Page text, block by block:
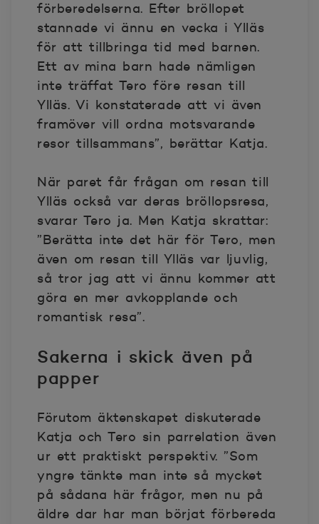
förberedelserna. Efter bröllopet
stannade vi ännu en vecka i Ylläs
för att tillbringa tid med barnen.
Ett av mina barn hade nämligen
inte träffat Tero före resan till
Ylläs. Vi konstaterade att vi även
framöver vill ordna motsvarande
resor tillsammans”, berättar Katja.
När paret får frågan om resan till
Ylläs också var deras bröllopsresa,
svarar Tero ja. Men Katja skrattar:
”Berätta inte det här för Tero, men
även om resan till Ylläs var ljuvlig,
så tror jag att vi ännu kommer att
göra en mer avkopplande och
romantisk resa”.
Sakerna i skick även på
papper
Förutom äktenskapet diskuterade
Katja och Tero sin parrelation även
ur ett praktiskt perspektiv. ”Som
yngre tänkte man inte så mycket
på sådana här frågor, men nu på
äldre dar har man börjat förbereda